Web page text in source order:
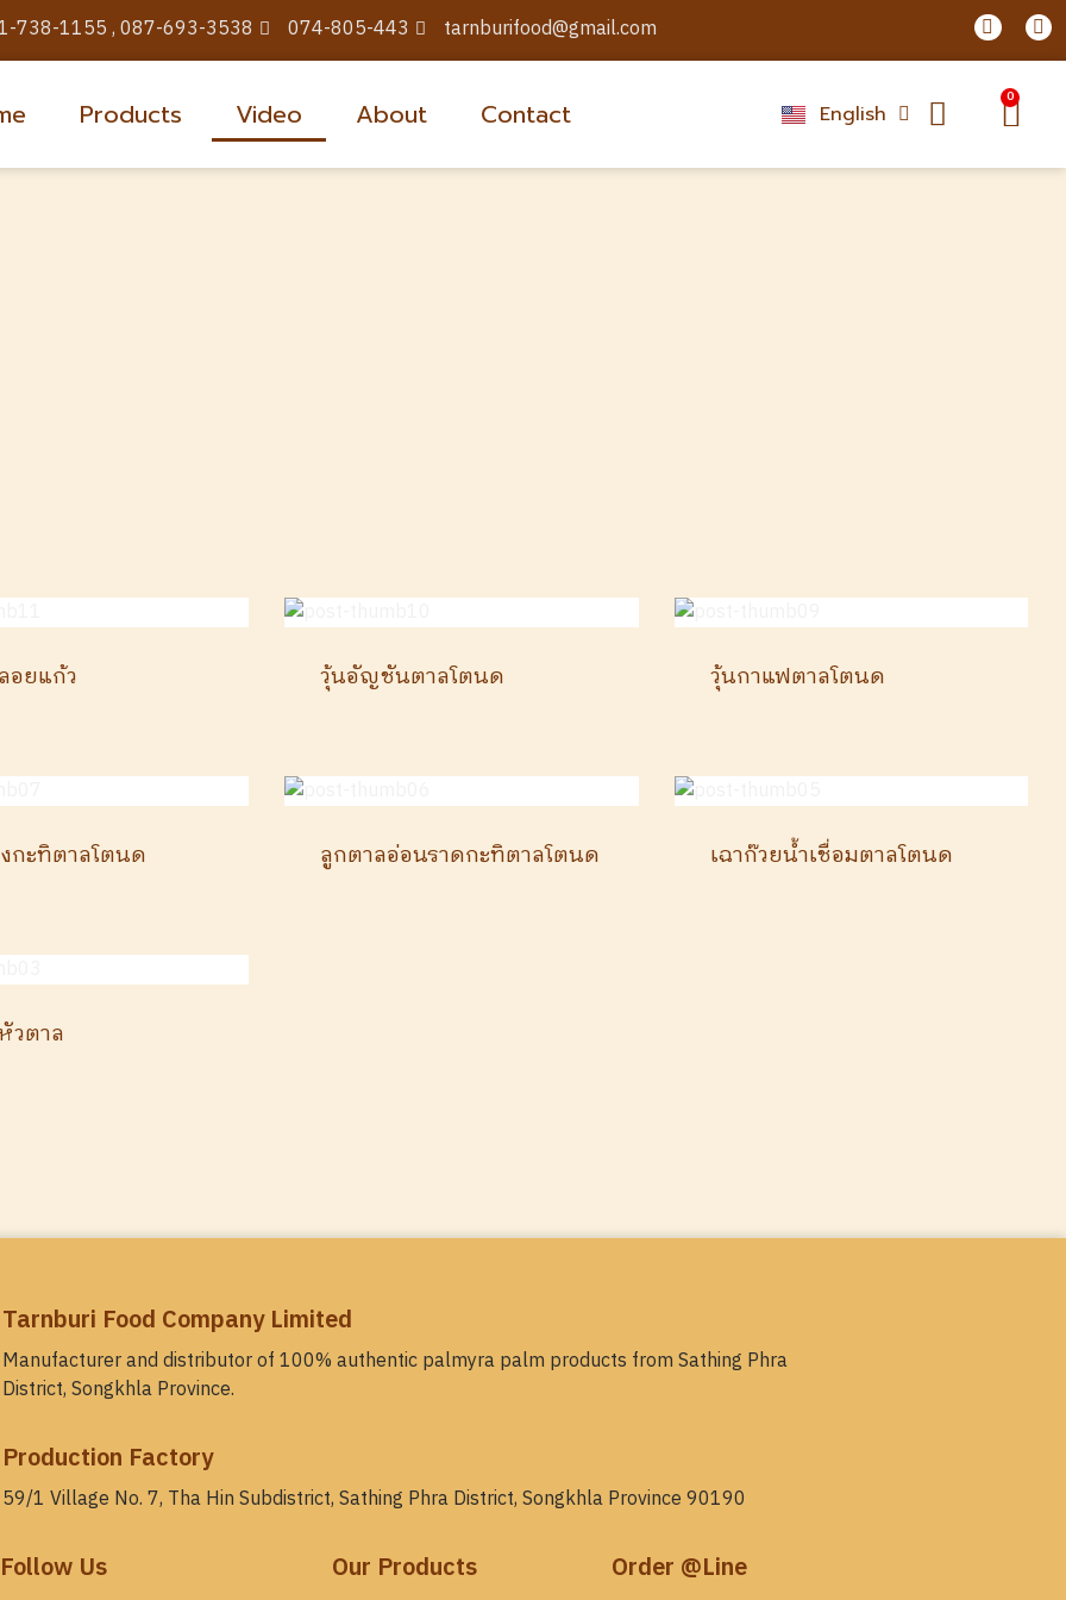
738-1155 , 087-693-3538 074-805-443 tarnburifood@gmail.com F
a
c
L
i
n
Products Video About Contact English
ไทย
0
อยแก้ว วุ้นอัญชันตาลโตนด วุ้นกาแฟตาลโตนด
กะทิตาลโตนด ลูกตาลอ่อนราดกะทิตาลโตนด เฉาก๊วยน้ำเชื่อมตาลโตนด
วตาล
Tarnburi Food Company Limited
Manufacturer and distributor of 100% authentic palmyra palm products from Sathing Phra
District, Songkhla Province.
Production Factory
59/1 Village No. 7, Tha Hin Subdistrict, Sathing Phra District, Songkhla Province 90190
Follow Us Our Products Order @Line